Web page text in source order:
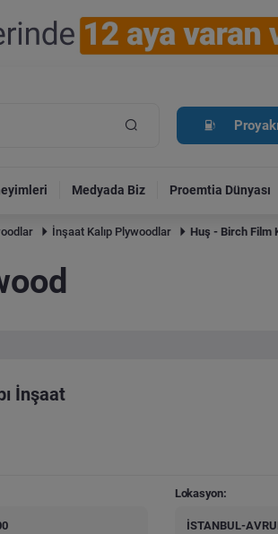
Medyada Biz Proemtia Dünyası
İnşaat Kalıp Plywoodlar Huş - Birch Film
İnşaat
Lokasyon:
İSTANBUL-